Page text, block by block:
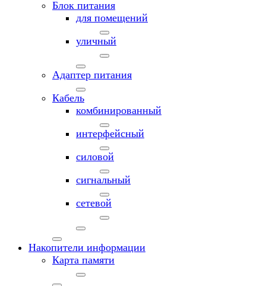
Блок питания
для помещений
уличный
Адаптер питания
Кабель
комбинированный
интерфейсный
силовой
сигнальный
сетевой
Накопители информации
Карта памяти